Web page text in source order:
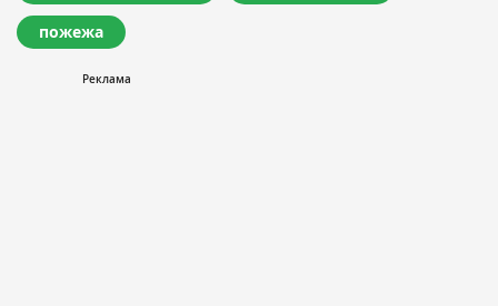
пожежа